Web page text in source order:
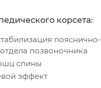
корсета:
пояснично-
позвоночника
спины
эффект